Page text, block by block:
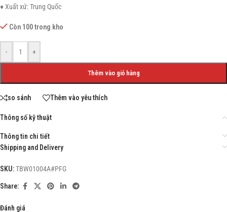
♦ Xuất xứ: Trung Quốc
Còn 100 trong kho
- +
Thêm vào giỏ hàng
so sánh Thêm vào yêu thích
Thông số kỹ thuật
Thông tin chi tiết
Shipping and Delivery
SKU:TBW01004A#PFG
Share:
Đánh giá